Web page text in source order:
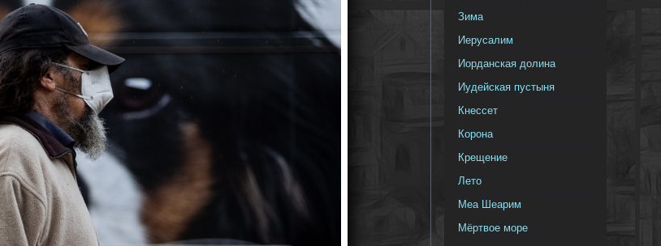
Зима
Иерусалим
Иорданская долина
Иудейская пустыня
Кнессет
Корона
Крещение
Лето
Меа Шеарим
Мёртвое море